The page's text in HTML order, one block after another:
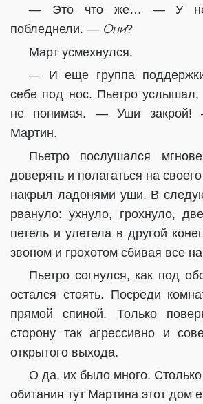
— Это что же… — У
побледнели. — Они?
Март усмехнулся.
— И еще группа
себе под нос. Пьетро услышал,
не понимая. — Уши закрой!
Мартин.
Пьетро послушался
доверять и полагаться на
накрыл ладонями уши. В
рвануло: ухнуло, грохнуло,
петель и улетела в другой
звоном и грохотом сбивая все
Пьетро согнулся, как под
остался стоять. Посреди
прямой спиной. Только
сторону так агрессивно и
открытого выхода.
О да, их было много. Столько
обитания тут Мартина этот дом